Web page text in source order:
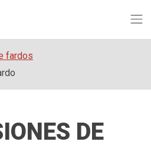
fardos
DE